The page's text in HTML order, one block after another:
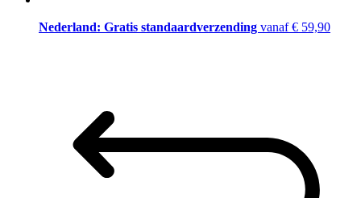
Nederland: Gratis standaardverzending vanaf € 59,90